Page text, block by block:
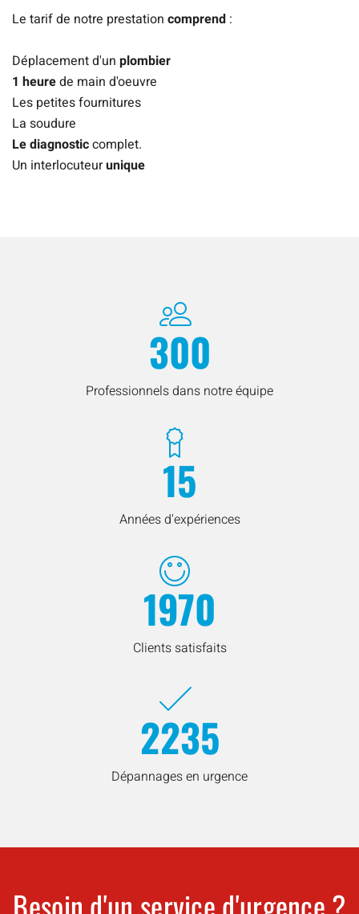
Le tarif de notre prestation comprend :
Déplacement d'un plombier
1 heurede main d'oeuvre
Les petites fournitures
La soudure
Le diagnosticcomplet.
Un interlocuteurunique
300
Professionnels dans notre équipe
15
Années d'expériences
1970
Clients satisfaits
2235
Dépannages en urgence